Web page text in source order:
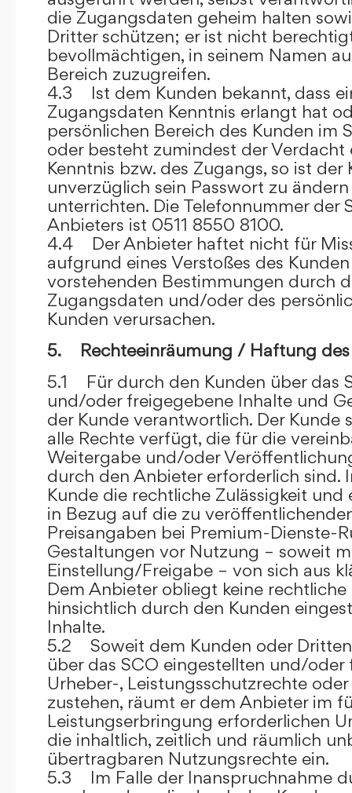
die Zugangsdaten geheim halten
Dritter schützen; er ist nicht
bevollmächtigen, in seinem Namen
Bereich zuzugreifen.
4.3 Ist dem Kunden bekannt, dass
Zugangsdaten Kenntnis erlangt hat
persönlichen Bereich des Kunden im
oder besteht zumindest der Verdacht
Kenntnis bzw. des Zugangs, so ist
unverzüglich sein Passwort zu
unterrichten. Die Telefonnummer der
Anbieters ist 0511 8550 8100.
4.4 Der Anbieter haftet nicht für
aufgrund eines Verstoßes des
vorstehenden Bestimmungen durch
Zugangsdaten und/oder des
Kunden verursachen.
5. Rechteeinräumung / Haftung des
5.1 Für durch den Kunden über das
und/oder freigegebene Inhalte und
der Kunde verantwortlich. Der Kunde
alle Rechte verfügt, die für die
Weitergabe und/oder
durch den Anbieter erforderlich sind.
Kunde die rechtliche Zulässigkeit
in Bezug auf die zu
Preisangaben bei Premium-Dienste-
Gestaltungen vor Nutzung – soweit
Einstellung/Freigabe – von sich aus
Dem Anbieter obliegt keine
hinsichtlich durch den Kunden
Inhalte.
5.2 Soweit dem Kunden oder
über das SCO eingestellten und/
Urheber-, Leistungsschutzrechte
zustehen, räumt er dem Anbieter im
Leistungserbringung erforderlichen
die inhaltlich, zeitlich und räumlich
übertragbaren Nutzungsrechte ein.
5.3 Im Falle der Inanspruchnahme